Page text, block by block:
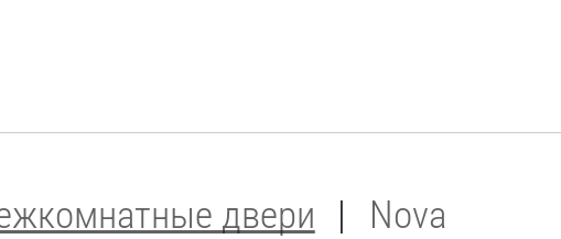
двери Nova